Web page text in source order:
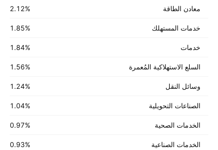
معادن الطاقة ‪2.12‬%
خدمات المستهلك ‪1.85‬%
خدمات ‪1.84‬%
السلع الاستهلاكية المُعمرة ‪1.56‬%
وسائل النقل ‪1.24‬%
الصناعات التحويلية ‪1.04‬%
الخدمات الصحية ‪0.97‬%
الخدمات الصناعية ‪0.93‬%